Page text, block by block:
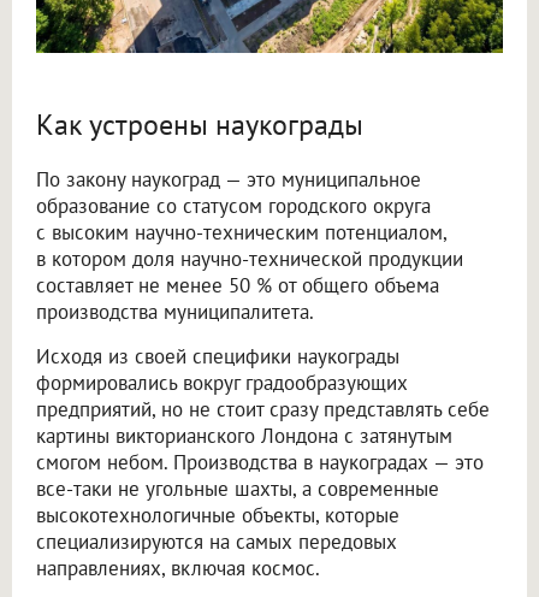
Как устроены наукограды
По закону наукоград — это муниципальное
образование со статусом городского округа
с высоким научно-техническим потенциалом,
в котором доля научно-технической продукции
составляет не менее 50 % от общего объема
производства муниципалитета.
Исходя из своей специфики наукограды
формировались вокруг градообразующих
предприятий, но не стоит сразу представлять себе
картины викторианского Лондона с затянутым
смогом небом. Производства в наукоградах — это
все-таки не угольные шахты, а современные
высокотехнологичные объекты, которые
специализируются на самых передовых
направлениях, включая космос.